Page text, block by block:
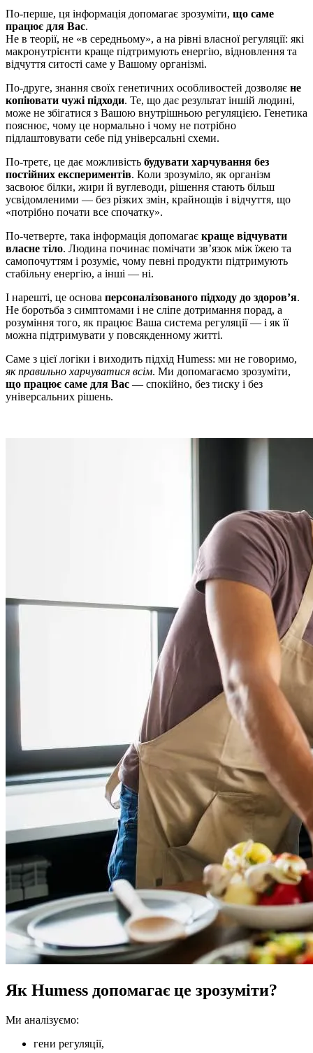
По-перше, ця інформація допомагає зрозуміти, що саме
працює для Вас.
Не в теорії, не «в середньому», а на рівні власної регуляції: які
макронутрієнти краще підтримують енергію, відновлення та
відчуття ситості саме у Вашому організмі.
По-друге, знання своїх генетичних особливостей дозволяє не
копіювати чужі підходи. Те, що дає результат іншій людині,
може не збігатися з Вашою внутрішньою регуляцією. Генетика
пояснює, чому це нормально і чому не потрібно
підлаштовувати себе під універсальні схеми.
По-третє, це дає можливість будувати харчування без
постійних експериментів. Коли зрозуміло, як організм
засвоює білки, жири й вуглеводи, рішення стають більш
усвідомленими — без різких змін, крайнощів і відчуття, що
«потрібно почати все спочатку».
По-четверте, така інформація допомагає краще відчувати
власне тіло. Людина починає помічати зв’язок між їжею та
самопочуттям і розуміє, чому певні продукти підтримують
стабільну енергію, а інші — ні.
І нарешті, це основа персоналізованого підходу до здоров’я.
Не боротьба з симптомами і не сліпе дотримання порад, а
розуміння того, як працює Ваша система регуляції — і як її
можна підтримувати у повсякденному житті.
Саме з цієї логіки і виходить підхід Humess: ми не говоримо,
як правильно харчуватися всім. Ми допомагаємо зрозуміти,
що працює саме для Вас — спокійно, без тиску і без
універсальних рішень.
Як Humess допомагає це зрозуміти?
Ми аналізуємо:
гени регуляції,